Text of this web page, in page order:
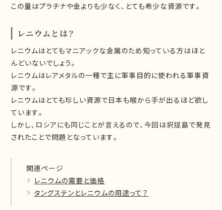
この量はプラチナや金よりも少なく、とても希少な資源です。
レニウムとは？
レニウムはとてもマニアックな金属のため知っている方はほと
んどいないでしょう。
レニウムはレアメタルの一種で主に軍事目的に使われる軍事資
源です。
レニウムはとても珍しい資源で日本も喉から手が出るほど欲し
ています。
しかし、ロシアにも同じことが言えるので、今回は択捉島で発見
されたことで問題となっています。
関連ページ
レニウムの需要と価格
タングステンとレニウムの用途って？